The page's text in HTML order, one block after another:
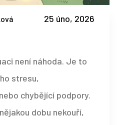
25 úno, 2026
není náhoda. Je to
stresu,
chybějící podpory.
dobu nekouří,